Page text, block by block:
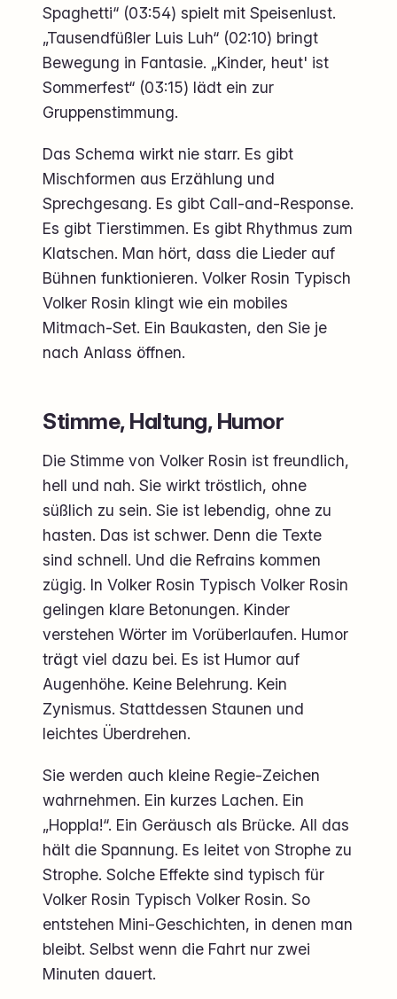
Spaghetti“ (03:54) spielt mit Speisenlust.
„Tausendfüßler Luis Luh“ (02:10) bringt
Bewegung in Fantasie. „Kinder, heut' ist
Sommerfest“ (03:15) lädt ein zur
Gruppenstimmung.
Das Schema wirkt nie starr. Es gibt
Mischformen aus Erzählung und
Sprechgesang. Es gibt Call-and-Response.
Es gibt Tierstimmen. Es gibt Rhythmus zum
Klatschen. Man hört, dass die Lieder auf
Bühnen funktionieren. Volker Rosin Typisch
Volker Rosin klingt wie ein mobiles
Mitmach-Set. Ein Baukasten, den Sie je
nach Anlass öffnen.
Stimme, Haltung, Humor
Die Stimme von Volker Rosin ist freundlich,
hell und nah. Sie wirkt tröstlich, ohne
süßlich zu sein. Sie ist lebendig, ohne zu
hasten. Das ist schwer. Denn die Texte
sind schnell. Und die Refrains kommen
zügig. In Volker Rosin Typisch Volker Rosin
gelingen klare Betonungen. Kinder
verstehen Wörter im Vorüberlaufen. Humor
trägt viel dazu bei. Es ist Humor auf
Augenhöhe. Keine Belehrung. Kein
Zynismus. Stattdessen Staunen und
leichtes Überdrehen.
Sie werden auch kleine Regie-Zeichen
wahrnehmen. Ein kurzes Lachen. Ein
„Hoppla!“. Ein Geräusch als Brücke. All das
hält die Spannung. Es leitet von Strophe zu
Strophe. Solche Effekte sind typisch für
Volker Rosin Typisch Volker Rosin. So
entstehen Mini-Geschichten, in denen man
bleibt. Selbst wenn die Fahrt nur zwei
Minuten dauert.